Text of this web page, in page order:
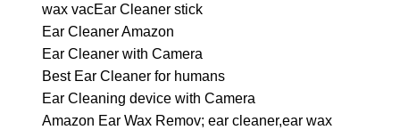
wax vacEar Cleaner stick
Ear Cleaner Amazon
Ear Cleaner with Camera
Best Ear Cleaner for humans
Ear Cleaning device with Camera
Amazon Ear Wax Remov; ear cleaner,ear wax